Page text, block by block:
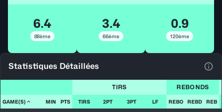
6.4
88ème
3.4
66ème
0.9
120ème
Statistiques Détaillées
TIRS REBONDS
GAME(S) MIN PTS TIRS 2PT 3PT LF REBO REBD REB